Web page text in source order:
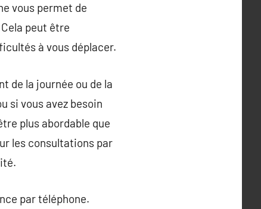
vous permet de
peut être
à vous déplacer.
de la journée ou de la
si vous avez besoin
plus abordable que
les consultations par
par téléphone.